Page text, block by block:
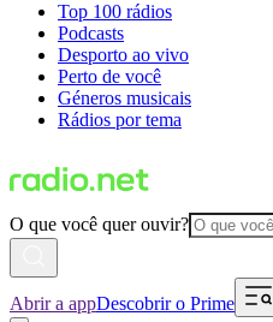
Top 100 rádios
Podcasts
Desporto ao vivo
Perto de você
Géneros musicais
Rádios por tema
O que você quer ouvir?
Abrir a appDescobrir o Prime